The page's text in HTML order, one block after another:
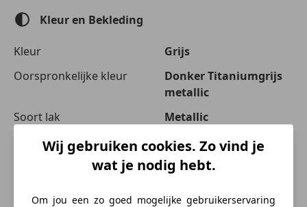
Armsteun
Cruise control
Elektrische ramen
Getinte ramen
Lederen stuurwiel
Lendensteun
Multifunctioneel stuurwiel
Kleur en Bekleding
Kleur
Grijs
Oorspronkelijke kleur
Donker Titaniumgrijs
metallic
Soort lak
Metallic
Kleur interieur
Zwart
Leder
Wij gebruiken cookies. Zo vind je
wat je nodig hebt.
Om jou een zo goed mogelijke gebruikerservaring